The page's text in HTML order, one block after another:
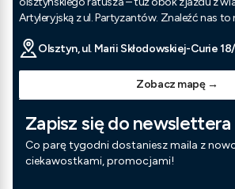
Artyleryjską z ul. Partyzantów. Znaleźć nas to
Olsztyn, ul. Marii Skłodowskiej-Curie
Zobacz mapę →
Zapisz się do newslettera
Co parę tygodni dostaniesz maila z
ciekawostkami, promocjami!